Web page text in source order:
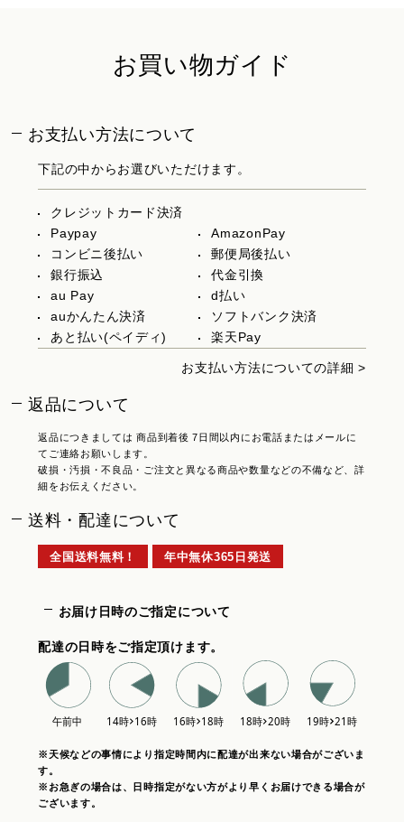
お買い物ガイド
お支払い方法について
下記の中からお選びいただけます。
クレジットカード決済
Paypay
AmazonPay
コンビニ後払い
郵便局後払い
銀行振込
代金引換
au Pay
d払い
auかんたん決済
ソフトバンク決済
あと払い(ペイディ)
楽天Pay
お支払い方法についての詳細 >
返品について
返品につきましては 商品到着後 7日間以内にお電話またはメールに
てご連絡お願いします。
破損・汚損・不良品・ご注文と異なる商品や数量などの不備など、詳
細をお伝えください。
送料・配達について
全国送料無料！ 年中無休365日発送
お届け日時のご指定について
配達の日時をご指定頂けます。
※天候などの事情により指定時間内に配達が出来ない場合がございま
す。
※お急ぎの場合は、日時指定がない方がより早くお届けできる場合が
ございます。